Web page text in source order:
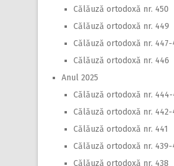
Călăuză ortodoxă nr. 450
Călăuză ortodoxă nr. 449
Călăuză ortodoxă nr. 447-
Călăuză ortodoxă nr. 446
Anul 2025
Călăuză ortodoxă nr. 444-
Călăuză ortodoxă nr. 442-
Călăuză ortodoxă nr. 441
Călăuză ortodoxă nr. 439-
Călăuză ortodoxă nr. 438